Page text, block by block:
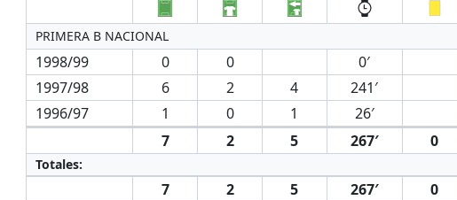
PRIMERA B NACIONAL
1998/99 0 0
0′
1997/98
6 2 4 241′
1996/97
1 0 1
26′
7
2 5 267′ 0
Totales:
7 2 5 267′ 0